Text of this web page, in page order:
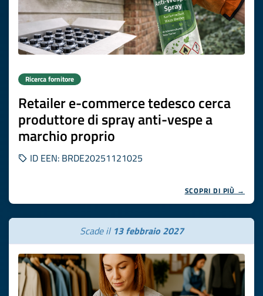
Ricerca fornitore
Retailer e-commerce tedesco cerca
produttore di spray anti-vespe a
marchio proprio
ID EEN: BRDE20251121025
SCOPRI DI PIÙ →
Scade il 13 febbraio 2027